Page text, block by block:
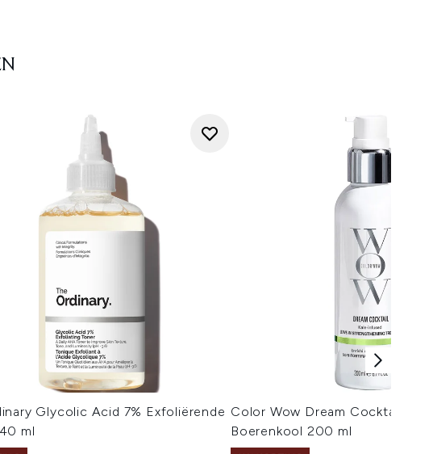
Glycolic Acid 7% Exfoliërende
ml
Color Wow Dream Cocktail -
Boerenkool 200 ml